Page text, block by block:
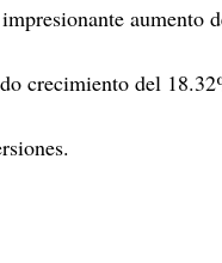
aumento
crecimiento del